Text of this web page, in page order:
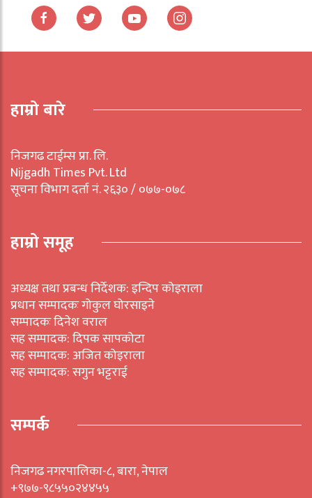
हाम्रो बारे
निजगढ टाईम्स प्रा. लि.
Nijgadh Times Pvt. Ltd
सूचना विभाग दर्ता नं. २६३० / ०७७-०७८
हाम्रो समूह
अध्यक्ष तथा प्रबन्ध निर्देशक: इन्दिप कोइराला
प्रधान सम्पादकः गोकुल घोरसाइने
सम्पादकः दिनेश वराल
सह सम्पादक: दिपक सापकोटा
सह सम्पादक: अजित कोइराला
सह सम्पादक: सगुन भट्टराई
सम्पर्क
निजगढ नगरपालिका-८, बारा, नेपाल
+९७७-९८५५०२४४५५